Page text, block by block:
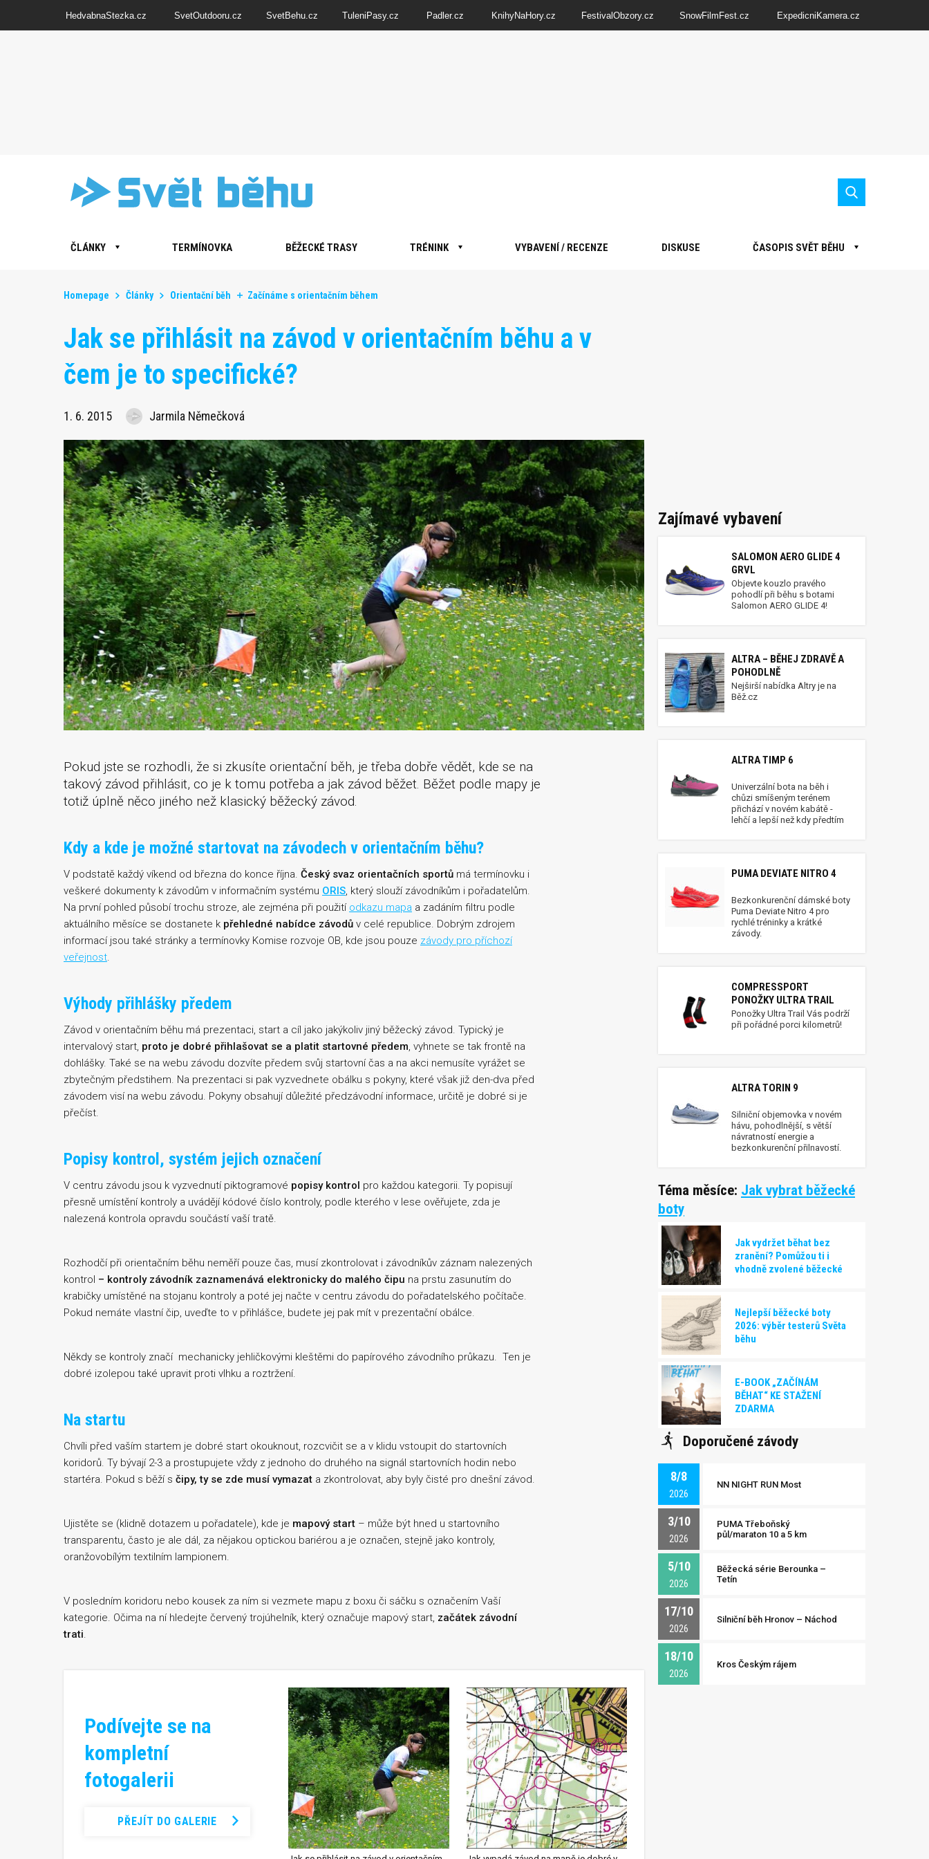
HedvabnaStezka.cz SvetOutdooru.cz SvetBehu.cz TuleniPasy.cz Padler.cz KnihyNaHory.cz FestivalObzory.cz SnowFilmFest.cz ExpedicniKamera.cz
ČLÁNKY TERMÍNOVKA BĚŽECKÉ TRASY TRÉNINK VYBAVENÍ / RECENZE DISKUSE ČASOPIS SVĚT BĚHU
Homepage Články Orientační běh Začínáme s orientačním během
Jak se přihlásit na závod v orientačním běhu a v
čem je to specifické?
1. 6. 2015 Jarmila Němečková
Pokud jste se rozhodli, že si zkusíte orientační běh, je třeba dobře vědět, kde se na
takový závod přihlásit, co je k tomu potřeba a jak závod běžet. Běžet podle mapy je
totiž úplně něco jiného než klasický běžecký závod.
Kdy a kde je možné startovat na závodech v orientačním běhu?
V podstatě každý víkend od března do konce října. Český svaz orientačních sportů má termínovku i
veškeré dokumenty k závodům v informačním systému ORIS, který slouží závodníkům i pořadatelům.
Na první pohled působí trochu stroze, ale zejména při použití odkazu mapa a zadáním filtru podle
aktuálního měsíce se dostanete k přehledné nabídce závodů v celé republice. Dobrým zdrojem
informací jsou také stránky a termínovky Komise rozvoje OB, kde jsou pouze závody pro příchozí
veřejnost.
Výhody přihlášky předem
Závod v orientačním běhu má prezentaci, start a cíl jako jakýkoliv jiný běžecký závod. Typický je
intervalový start, proto je dobré přihlašovat se a platit startovné předem, vyhnete se tak frontě na
dohlášky. Také se na webu závodu dozvíte předem svůj startovní čas a na akci nemusíte vyrážet se
zbytečným předstihem. Na prezentaci si pak vyzvednete obálku s pokyny, které však již den-dva před
závodem visí na webu závodu. Pokyny obsahují důležité předzávodní informace, určitě je dobré si je
přečíst.
Popisy kontrol, systém jejich označení
V centru závodu jsou k vyzvednutí piktogramové popisy kontrol pro každou kategorii. Ty popisují
přesně umístění kontroly a uvádějí kódové číslo kontroly, podle kterého v lese ověřujete, zda je
nalezená kontrola opravdu součástí vaší tratě.
Rozhodčí při orientačním běhu neměří pouze čas, musí zkontrolovat i závodníkův záznam nalezených
kontrol – kontroly závodník zaznamenává elektronicky do malého čipu na prstu zasunutím do
krabičky umístěné na stojanu kontroly a poté jej načte v centru závodu do pořadatelského počítače.
Pokud nemáte vlastní čip, uveďte to v přihlášce, budete jej pak mít v prezentační obálce.
Někdy se kontroly značí mechanicky jehličkovými kleštěmi do papírového závodního průkazu. Ten je
dobré izolepou také upravit proti vlhku a roztržení.
Na startu
Chvíli před vaším startem je dobré start okouknout, rozcvičit se a v klidu vstoupit do startovních
koridorů. Ty bývají 2-3 a prostupujete vždy z jednoho do druhého na signál startovních hodin nebo
startéra. Pokud s běží s čipy, ty se zde musí vymazat a zkontrolovat, aby byly čisté pro dnešní závod.
Ujistěte se (klidně dotazem u pořadatele), kde je mapový start – může být hned u startovního
transparentu, často je ale dál, za nějakou optickou bariérou a je označen, stejně jako kontroly,
oranžovobílým textilním lampionem.
V posledním koridoru nebo kousek za ním si vezmete mapu z boxu či sáčku s označením Vaší
kategorie. Očima na ní hledejte červený trojúhelník, který označuje mapový start, začátek závodní
trati.
Podívejte se na
kompletní
fotogalerii
PŘEJÍT DO GALERIE
Zajímavé vybavení
SALOMON AERO GLIDE 4
GRVL
Objevte kouzlo pravého
pohodlí při běhu s botami
Salomon AERO GLIDE 4!
ALTRA – BĚHEJ ZDRAVĚ A
POHODLNĚ
Nejširší nabídka Altry je na
Běž.cz
ALTRA TIMP 6
Univerzální bota na běh i
chůzi smíšeným terénem
přichází v novém kabátě -
lehčí a lepší než kdy předtím
PUMA DEVIATE NITRO 4
Bezkonkurenční dámské boty
Puma Deviate Nitro 4 pro
rychlé tréninky a krátké
závody.
COMPRESSPORT
PONOŽKY ULTRA TRAIL
Ponožky Ultra Trail Vás podrží
při pořádné porci kilometrů!
ALTRA TORIN 9
Silniční objemovka v novém
hávu, pohodlnější, s větší
návratností energie a
bezkonkurenční přilnavostí.
Téma měsíce: Jak vybrat běžecké
boty
Jak vydržet běhat bez
zranění? Pomůžou ti i
vhodně zvolené běžecké
Nejlepší běžecké boty
2026: výběr testerů Světa
běhu
E-BOOK „ZAČÍNÁM
BĚHAT“ KE STAŽENÍ
ZDARMA
Doporučené závody
8/8
2026
NN NIGHT RUN Most
3/10
2026
PUMA Třeboňský
půl/maraton 10 a 5 km
5/10
2026
Běžecká série Berounka –
Tetín
17/10
2026
Silniční běh Hronov – Náchod
18/10
2026
Kros Českým rájem